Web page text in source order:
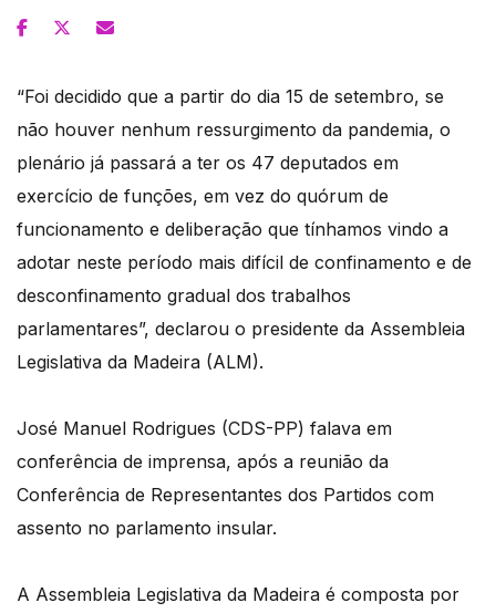
“Foi decidido que a partir do dia 15 de setembro, se
não houver nenhum ressurgimento da pandemia, o
plenário já passará a ter os 47 deputados em
exercício de funções, em vez do quórum de
funcionamento e deliberação que tínhamos vindo a
adotar neste período mais difícil de confinamento e de
desconfinamento gradual dos trabalhos
parlamentares”, declarou o presidente da Assembleia
Legislativa da Madeira (ALM).
José Manuel Rodrigues (CDS-PP) falava em
conferência de imprensa, após a reunião da
Conferência de Representantes dos Partidos com
assento no parlamento insular.
A Assembleia Legislativa da Madeira é composta por